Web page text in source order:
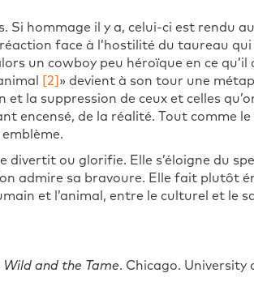
Si hommage il y a, celui-ci est rendu
face à l’hostilité du taureau
un cowboy peu héroïque en ce
[2] » devient à son tour une
la suppression de ceux et celles
encensé, de la réalité. Tout comme
divertit ou glorifie. Elle s’éloigne du
admire sa bravoure. Elle fait plutôt
et l’animal, entre le culturel et le
and the Tame. Chicago. University